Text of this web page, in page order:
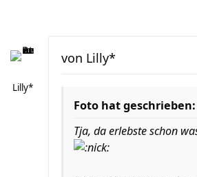
Lilly*
von Lilly*
Foto hat geschrieben:
Tja, da erlebste schon